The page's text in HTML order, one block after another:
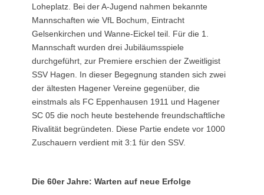
Loheplatz. Bei der A-Jugend nahmen bekannte
Mannschaften wie VfL Bochum, Eintracht
Gelsenkirchen und Wanne-Eickel teil. Für die 1.
Mannschaft wurden drei Jubiläumsspiele
durchgeführt, zur Premiere erschien der Zweitligist
SSV Hagen. In dieser Begegnung standen sich zwei
der ältesten Hagener Vereine gegenüber, die
einstmals als FC Eppenhausen 1911 und Hagener
SC 05 die noch heute bestehende freundschaftliche
Rivalität begründeten. Diese Partie endete vor 1000
Zuschauern verdient mit 3:1 für den SSV.
Die 60er Jahre: Warten auf neue Erfolge